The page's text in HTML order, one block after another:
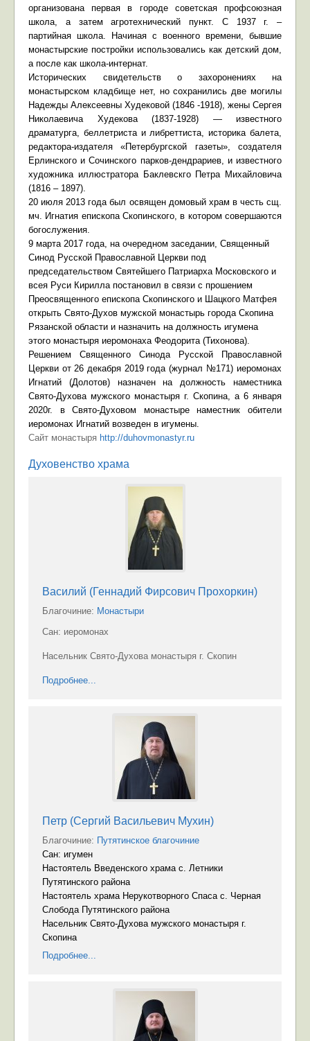
организована первая в городе советская профсоюзная
школа, а затем агротехнический пункт. С 1937 г. –
партийная школа. Начиная с военного времени, бывшие
монастырские постройки использовались как детский дом,
а после как школа-интернат.
Исторических свидетельств о захоронениях на
монастырском кладбище нет, но сохранились две могилы
Надежды Алексеевны Худековой (1846 -1918), жены Сергея
Николаевича Худекова (1837-1928) — известного
драматурга, беллетриста и либреттиста, историка балета,
редактора-издателя «Петербургской газеты», создателя
Ерлинского и Сочинского парков-дендрариев, и известного
художника иллюстратора Баклевскго Петра Михайловича
(1816 – 1897).
20 июля 2013 года был освящен домовый храм в честь сщ.
мч. Игнатия епископа Скопинского, в котором совершаются
богослужения.
9 марта 2017 года, на очередном заседании, Священный
Синод Русской Православной Церкви под
председательством Святейшего Патриарха Московского и
всея Руси Кирилла постановил в связи с прошением
Преосвященного епископа Скопинского и Шацкого Матфея
открыть Свято-Духов мужской монастырь города Скопина
Рязанской области и назначить на должность игумена
этого монастыря иеромонаха Феодорита (Тихонова).
Решением Священного Синода Русской Православной
Церкви от 26 декабря 2019 года (журнал №171) иеромонах
Игнатий (Долотов) назначен на должность наместника
Свято-Духова мужского монастыря г. Скопина, а 6 января
2020г. в Свято-Духовом монастыре наместник обители
иеромонах Игнатий возведен в игумены.
Сайт монастыря http://duhovmonastyr.ru
Духовенство храма
Василий (Геннадий Фирсович Прохоркин)
Благочиние: Монастыри
Сан: иеромонах
Насельник Свято-Духова монастыря г. Скопин
Подробнее...
Петр (Сергий Васильевич Мухин)
Благочиние: Путятинское благочиние
Сан: игумен
Настоятель Введенского храма с. Летники
Путятинского района
Настоятель храма Нерукотворного Спаса с. Черная
Слобода Путятинского района
Насельник Свято-Духова мужского монастыря г.
Скопина
Подробнее...